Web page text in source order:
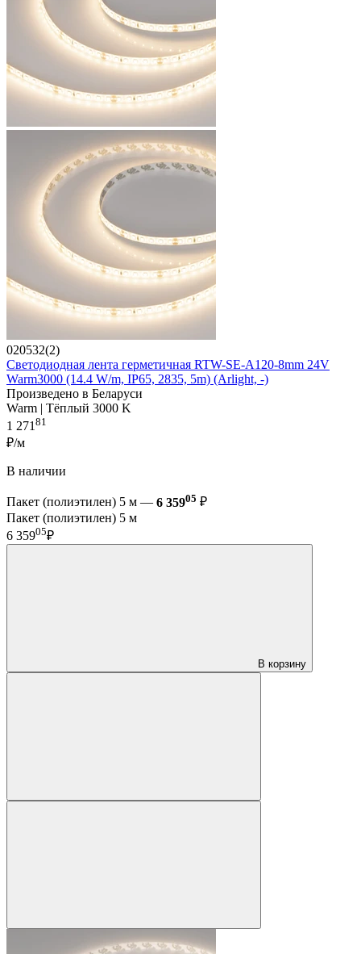
020532(2)
Светодиодная лента герметичная RTW-SE-A120-8mm 24V
Warm3000 (14.4 W/m, IP65, 2835, 5m) (Arlight, -)
Произведено в Беларуси
Warm | Тёплый 3000 K
1 271 81
₽/м
В наличии
Пакет (полиэтилен) 5 м — 6 35905 ₽
Пакет (полиэтилен) 5 м
6 35905₽
В корзину